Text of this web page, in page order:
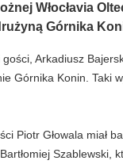
Włocłavia
Górnika
Arkadiusz
Górnika Konin. Taki
Piotr Głowala miał
Szablewski,